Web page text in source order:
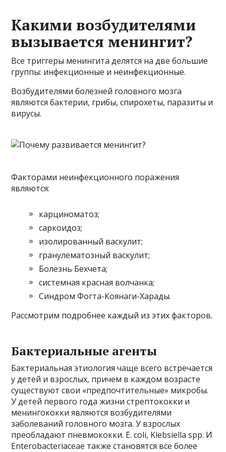
Какими возбудителями
вызывается менингит?
Все триггеры менингита делятся на две большие
группы: инфекционные и неинфекционные.
Возбудителями болезней головного мозга
являются бактерии, грибы, спирохеты, паразиты и
вирусы.
Факторами неинфекционного поражения
являются:
карциноматоз;
саркоидоз;
изолированный васкулит;
гранулематозный васкулит;
Болезнь Бехчета;
системная красная волчанка;
Синдром Фогта-Коянаги-Харады.
Рассмотрим подробнее каждый из этих факторов.
Бактериальные агенты
Бактериальная этиология чаще всего встречается
у детей и взрослых, причем в каждом возрасте
существуют свои «предпочтительные» микробы.
У детей первого года жизни стрептококки и
менингококки являются возбудителями
заболеваний головного мозга. У взрослых
преобладают пневмококки. E. coli, Klebsiella spp. И
Enterobacteriaceae также становятся все более